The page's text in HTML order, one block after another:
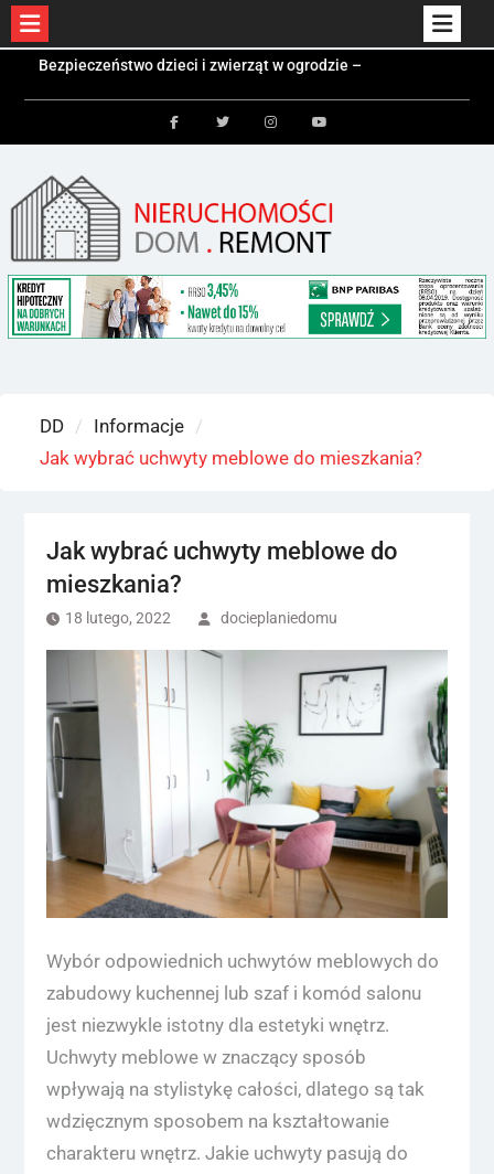
Czym jest kontener mieszkalny i kiedy się
sprawdzi?
Kolektory słoneczne a fotowoltaika – różnice i
zastosowania
Bezpieczeństwo dzieci i zwierząt w ogrodzie –
jakie ogrodzenie wybrać?
DD
Informacje
Jak wybrać uchwyty meblowe do mieszkania?
Jak wybrać uchwyty meblowe do
mieszkania?
18 lutego, 2022 docieplaniedomu
Wybór odpowiednich uchwytów meblowych do
zabudowy kuchennej lub szaf i komód salonu
jest niezwykle istotny dla estetyki wnętrz.
Uchwyty meblowe w znaczący sposób
wpływają na stylistykę całości, dlatego są tak
wdzięcznym sposobem na kształtowanie
charakteru wnętrz. Jakie uchwyty pasują do